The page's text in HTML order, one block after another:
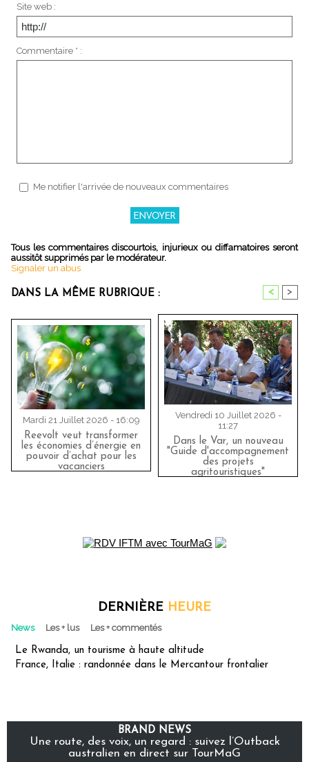
Site web :
Commentaire * :
Me notifier l'arrivée de nouveaux commentaires
Tous les commentaires discourtois, injurieux ou diffamatoires seront
aussitôt supprimés par le modérateur.
Signaler un abus
DANS LA MÊME RUBRIQUE : < >
Mardi 21 Juillet 2026 - 16:09
Reevolt veut transformer
les économies d’énergie en
pouvoir d’achat pour les
vacanciers
Vendredi 10 Juillet 2026 -
11:27
Dans le Var, un nouveau
"Guide d'accompagnement
des projets
agritouristiques"
DERNIÈRE HEURE
News Les + lus Les + commentés
Le Rwanda, un tourisme à haute altitude
France, Italie : randonnée dans le Mercantour frontalier
BRAND NEWS
Une route, des voix, un regard : suivez l’Outback
australien en direct sur TourMaG